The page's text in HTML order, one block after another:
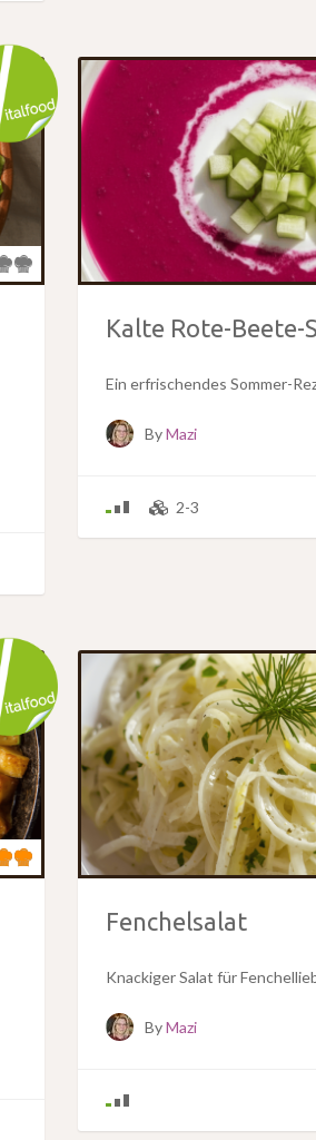
Kalte Rote-Beete-
Ein erfrischendes Sommer-
ByMazi
2-3
Fenchelsalat
Knackiger Salat für
ByMazi